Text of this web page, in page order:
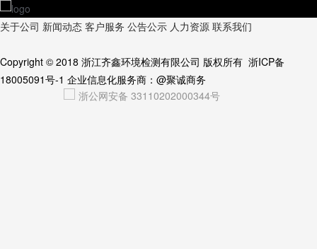
关于公司 新闻动态 客户服务 公告公示 人力资源 联系我们
Copyright © 2018 浙江齐鑫环境检测有限公司 版权所有 浙ICP备
18005091号-1 企业信息化服务商： @聚诚商务
浙公网安备 33110202000344号